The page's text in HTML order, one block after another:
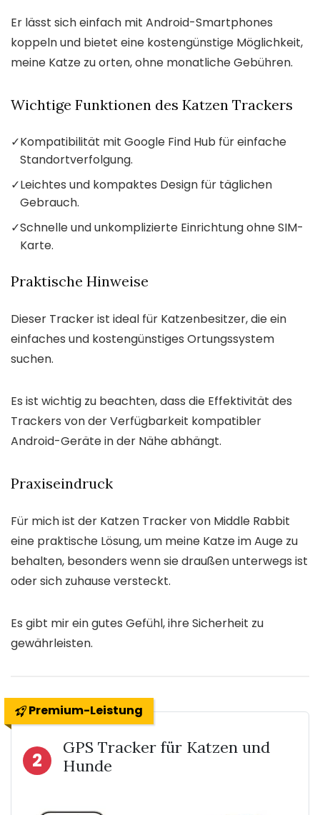
Er lässt sich einfach mit Android-Smartphones
koppeln und bietet eine kostengünstige Möglichkeit,
meine Katze zu orten, ohne monatliche Gebühren.
Wichtige Funktionen des Katzen Trackers
✓Kompatibilität mit Google Find Hub für einfache
Standortverfolgung.
✓Leichtes und kompaktes Design für täglichen
Gebrauch.
✓Schnelle und unkomplizierte Einrichtung ohne SIM-
Karte.
Praktische Hinweise
Dieser Tracker ist ideal für Katzenbesitzer, die ein
einfaches und kostengünstiges Ortungssystem
suchen.
Es ist wichtig zu beachten, dass die Effektivität des
Trackers von der Verfügbarkeit kompatibler
Android-Geräte in der Nähe abhängt.
Praxiseindruck
Für mich ist der Katzen Tracker von Middle Rabbit
eine praktische Lösung, um meine Katze im Auge zu
behalten, besonders wenn sie draußen unterwegs ist
oder sich zuhause versteckt.
Es gibt mir ein gutes Gefühl, ihre Sicherheit zu
gewährleisten.
Premium-Leistung
2
GPS Tracker für Katzen und
Hunde